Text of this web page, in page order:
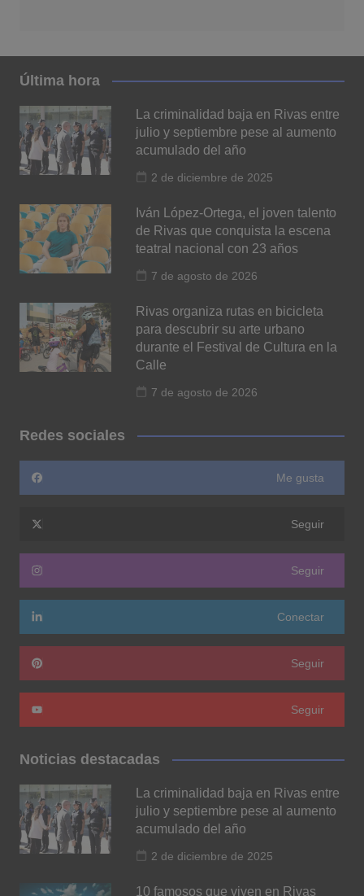
Última hora
La criminalidad baja en Rivas entre
julio y septiembre pese al aumento
acumulado del año
2 de diciembre de 2025
Iván López-Ortega, el joven talento
de Rivas que conquista la escena
teatral nacional con 23 años
7 de agosto de 2026
Rivas organiza rutas en bicicleta
para descubrir su arte urbano
durante el Festival de Cultura en la
Calle
7 de agosto de 2026
Redes sociales
Me gusta
Seguir
Seguir
Conectar
Seguir
Seguir
Noticias destacadas
La criminalidad baja en Rivas entre
julio y septiembre pese al aumento
acumulado del año
2 de diciembre de 2025
10 famosos que viven en Rivas